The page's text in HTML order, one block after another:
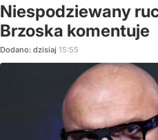
Niespodziewany
Brzoska komentuje
Dodano: dzisiaj 15:55